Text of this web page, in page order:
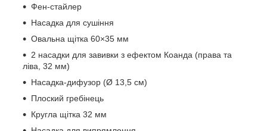
Фен-стайлер
Насадка для сушіння
Овальна щітка 60×35 мм
2 насадки для завивки з ефектом Коанда (права та
ліва, 32 мм)
Насадка-дифузор (Ø 13,5 см)
Плоский гребінець
Кругла щітка 32 мм